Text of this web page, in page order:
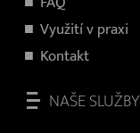
Využití v praxi
Kontakt
NAŠE SLUŽBY